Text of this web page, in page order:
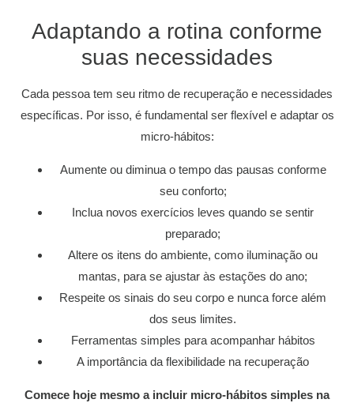
Adaptando a rotina conforme
suas necessidades
Cada pessoa tem seu ritmo de recuperação e necessidades
específicas. Por isso, é fundamental ser flexível e adaptar os
micro-hábitos:
Aumente ou diminua o tempo das pausas conforme
seu conforto;
Inclua novos exercícios leves quando se sentir
preparado;
Altere os itens do ambiente, como iluminação ou
mantas, para se ajustar às estações do ano;
Respeite os sinais do seu corpo e nunca force além
dos seus limites.
Ferramentas simples para acompanhar hábitos
A importância da flexibilidade na recuperação
Comece hoje mesmo a incluir micro-hábitos simples na